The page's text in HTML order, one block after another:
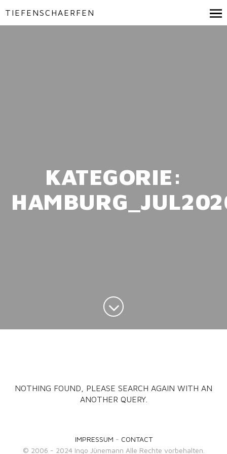
TIEFENSCHAERFEN
KATEGORIE:
NOTHING FOUND, PLEASE SEARCH AGAIN WITH AN
ANOTHER QUERY.
IMPRESSUM - CONTACT
© 2006 - 2024 Ingo Jünemann Alle Rechte vorbehalten.